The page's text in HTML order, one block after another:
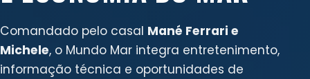
Comandado pelo casal Mané Ferrari e
Michele, o Mundo Mar integra entretenimento,
informação técnica e oportunidades de